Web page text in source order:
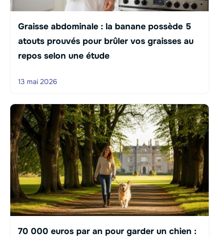
Graisse abdominale : la banane possède 5
atouts prouvés pour brûler vos graisses au
repos selon une étude
13 mai 2026
70 000 euros par an pour garder un chien :